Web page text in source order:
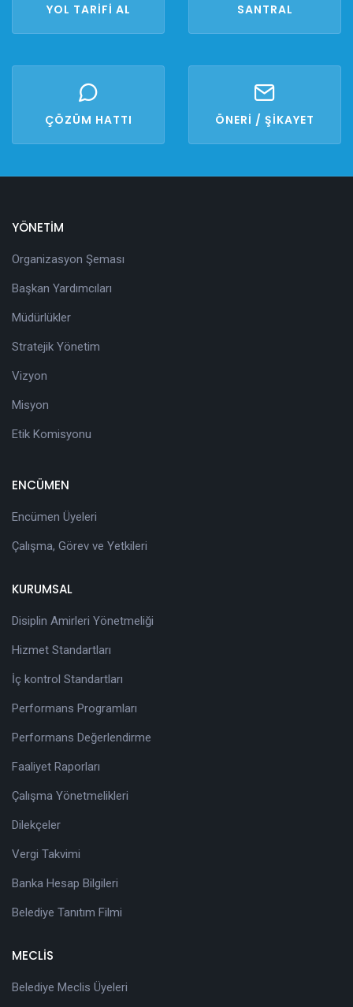
YOL TARİFİ AL SANTRAL
ÇÖZÜM HATTI ÖNERİ / ŞİKAYET
YÖNETİM
Organizasyon Şeması
Başkan Yardımcıları
Müdürlükler
Stratejik Yönetim
Vizyon
Misyon
Etik Komisyonu
ENCÜMEN
Encümen Üyeleri
Çalışma, Görev ve Yetkileri
KURUMSAL
Disiplin Amirleri Yönetmeliği
Hizmet Standartları
İç kontrol Standartları
Performans Programları
Performans Değerlendirme
Faaliyet Raporları
Çalışma Yönetmelikleri
Dilekçeler
Vergi Takvimi
Banka Hesap Bilgileri
Belediye Tanıtım Filmi
MECLİS
Belediye Meclis Üyeleri